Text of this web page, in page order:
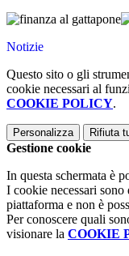
Notizie
Questo sito o gli
cookie necessari al
COOKIE POLICY.
Personalizza Rifiuta
Gestione cookie
In questa schermata è
I cookie necessari
piattaforma e non è
Per conoscere quali
visionare la COOKIE